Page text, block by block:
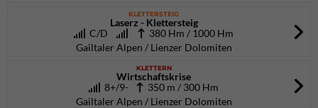
KLETTERSTEIG
Laserz - Klettersteig
C/D
380 Hm / 1000 Hm
Gailtaler Alpen / Lienzer Dolomiten
KLETTERN
Wirtschaftskrise
8+/9-
350 m / 300 Hm
Gailtaler Alpen / Lienzer Dolomiten